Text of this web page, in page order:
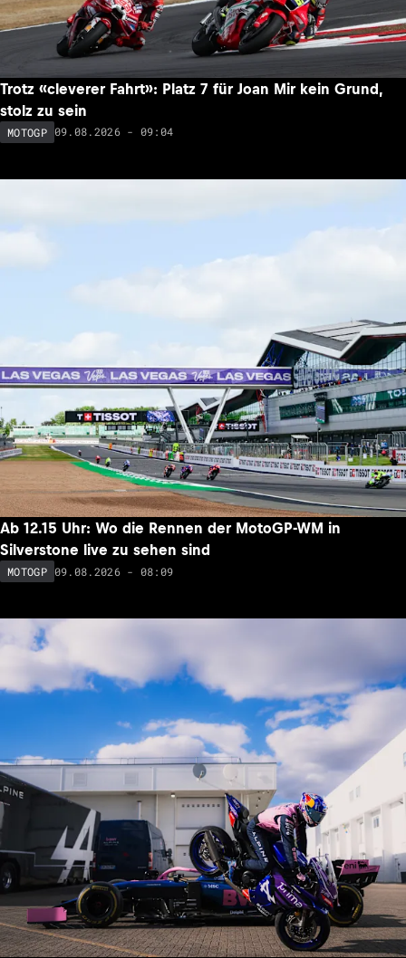
Trotz «cleverer Fahrt»: Platz 7 für Joan Mir kein Grund,
stolz zu sein
MOTOGP 09.08.2026 - 09:04
Ab 12.15 Uhr: Wo die Rennen der MotoGP-WM in
Silverstone live zu sehen sind
MOTOGP 09.08.2026 - 08:09